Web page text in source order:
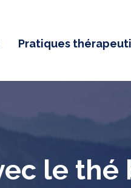
Pratiques
le thé